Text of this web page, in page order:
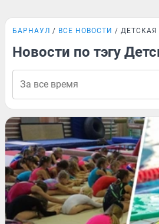
БАРНАУЛ ВСЕ НОВОСТИ ДЕТСКАЯ
Новости по тэгу